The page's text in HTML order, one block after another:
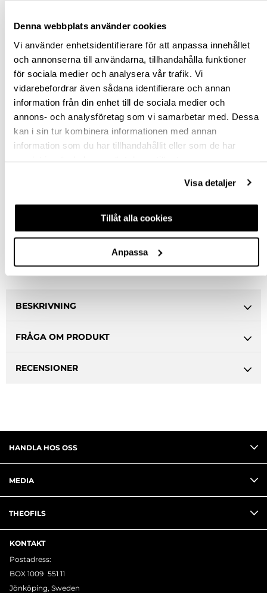
Denna webbplats använder cookies
Vi använder enhetsidentifierare för att anpassa innehållet
och annonserna till användarna, tillhandahålla funktioner
för sociala medier och analysera vår trafik. Vi
vidarebefordrar även sådana identifierare och annan
information från din enhet till de sociala medier och
annons- och analysföretag som vi samarbetar med. Dessa
kan i sin tur kombinera informationen med annan
information som du har tillhandahållit eller som de har
Visa detaljer
Tillåt alla cookies
Anpassa
400
600
800
Rensa val
VÄLJ VARIANT
Snabba leveranser
Ledande leverantör i Sverige
BESKRIVNING
FRÅGA OM PRODUKT
RECENSIONER
HANDLA HOS OSS
MEDIA
THEOFILS
KONTAKT
Postadress:
BOX 1009 551 11
Jönköping, Sweden